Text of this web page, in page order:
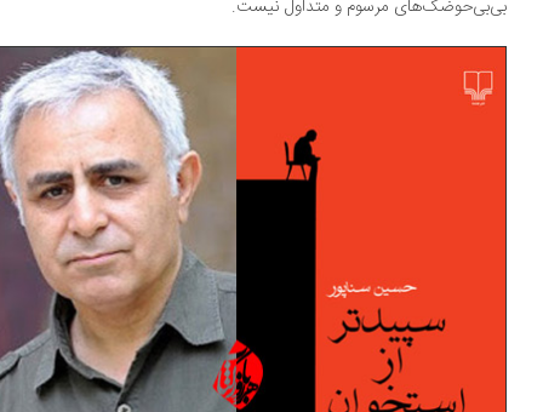
مرسوم و متداول نیست.